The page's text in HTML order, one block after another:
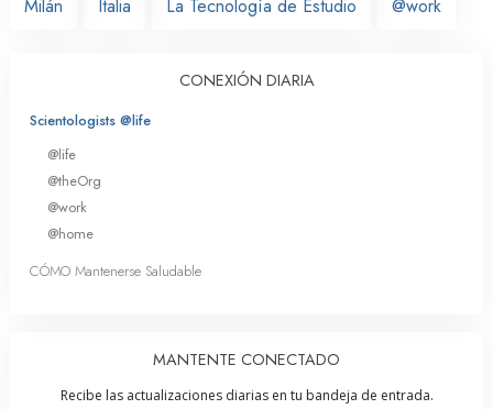
Milán
Italia La Tecnología de Estudio @work
CONEXIÓN DIARIA
Scientologists @life
@life
@theOrg
@work
@home
CÓMO Mantenerse Saludable
MANTENTE CONECTADO
Recibe las actualizaciones diarias en tu bandeja de entrada.